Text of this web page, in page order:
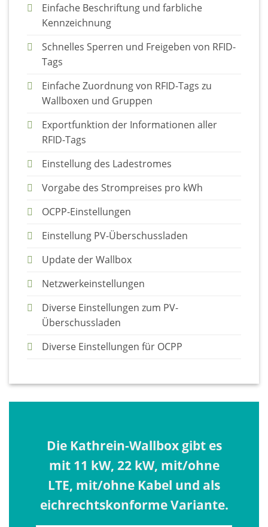
Einfache Beschriftung und farbliche
Kennzeichnung
Schnelles Sperren und Freigeben von RFID-
Tags
Einfache Zuordnung von RFID-Tags zu
Wallboxen und Gruppen
Exportfunktion der Informationen aller
RFID-Tags
Einstellung des Ladestromes
Vorgabe des Strompreises pro kWh
OCPP-Einstellungen
Einstellung PV-Überschussladen
Update der Wallbox
Netzwerkeinstellungen
Diverse Einstellungen zum PV-
Überschussladen
Diverse Einstellungen für OCPP
Die Kathrein-Wallbox gibt es
mit 11 kW, 22 kW, mit/ohne
LTE, mit/ohne Kabel und als
eichrechtskonforme Variante.